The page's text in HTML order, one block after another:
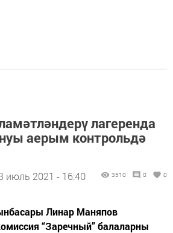
лагеренда
аерым контрольдә
июль 2021 - 16:40 3510 0 0
Линар Маняпов
“Заречный” балаларны